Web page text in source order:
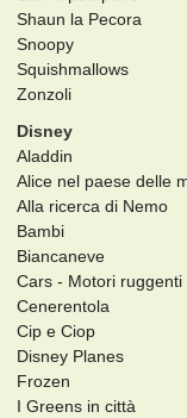
Shaun la Pecora
Snoopy
Squishmallows
Zonzoli
Disney
Aladdin
Alice nel paese delle
Alla ricerca di Nemo
Bambi
Biancaneve
Cars - Motori ruggenti
Cenerentola
Cip e Ciop
Disney Planes
Frozen
I Greens in città